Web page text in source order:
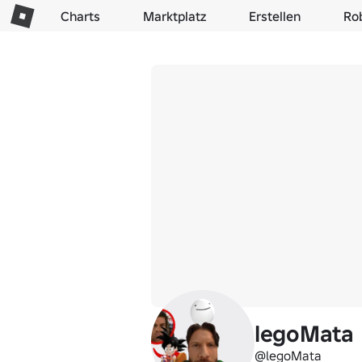
Charts Marktplatz Erstellen
legoMata
@legoMata